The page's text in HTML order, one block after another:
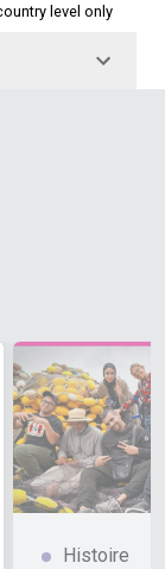
level only
Histoire